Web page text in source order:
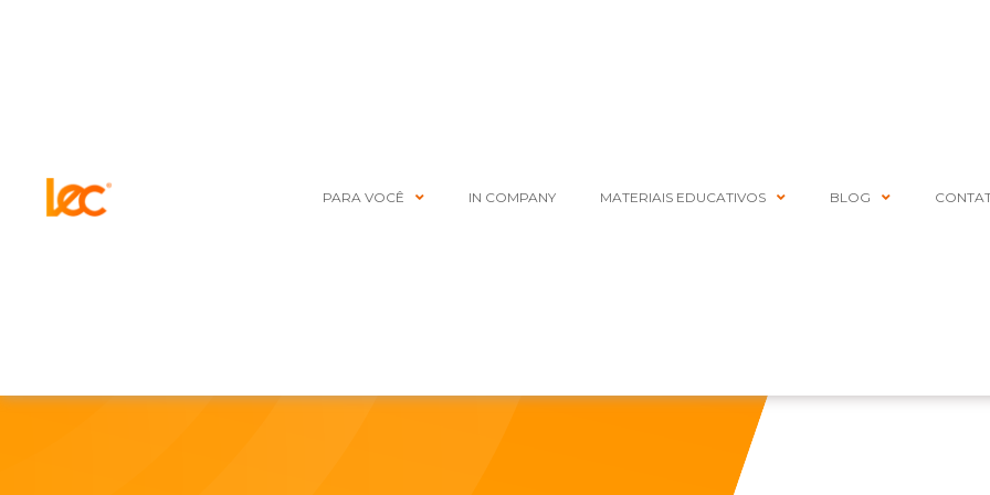
PARA VOCÊ IN COMPANY MATERIAIS EDUCATIVOS BLOG